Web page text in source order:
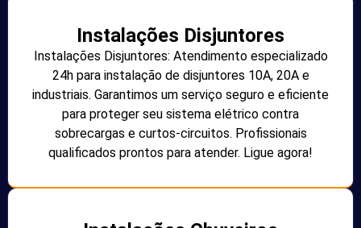
Instalações Disjuntores
Instalações Disjuntores: Atendimento especializado
24h para instalação de disjuntores 10A, 20A e
industriais. Garantimos um serviço seguro e eficiente
para proteger seu sistema elétrico contra
sobrecargas e curtos-circuitos. Profissionais
qualificados prontos para atender. Ligue agora!